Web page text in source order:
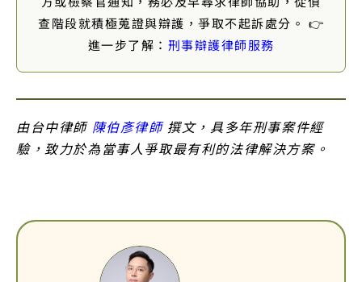
查階段就積極蒐證與辯護，爭取不起訴處分。 👉
進一步了解： 刑事辯護律師服務
由台中律師 陳伯彥律師撰文，具多年刑事案件經
驗，致力於為當事人爭取最有利的法律解決方案。